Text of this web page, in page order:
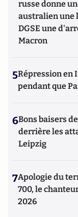
russe donne
australien une
DGSE une
Macron
5Répression en
pendant que
6Bons baisers
derrière les
Leipzig
7Apologie du
700, le
2026